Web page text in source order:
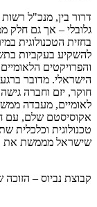
דרור בין, מנכ"ל
גלובלי – אך גם חלק
בחזית הטכנולוגית
להשקיע בעקביות
והפרויקטים
הישראלי. מדובר
חוקר, יזם וחברה
לאומיים, מעבדה
אקוסיסטם שלם, עם
טכנולוגית וכלכלית
שישראל מממשת את
קבוצת נביוס –